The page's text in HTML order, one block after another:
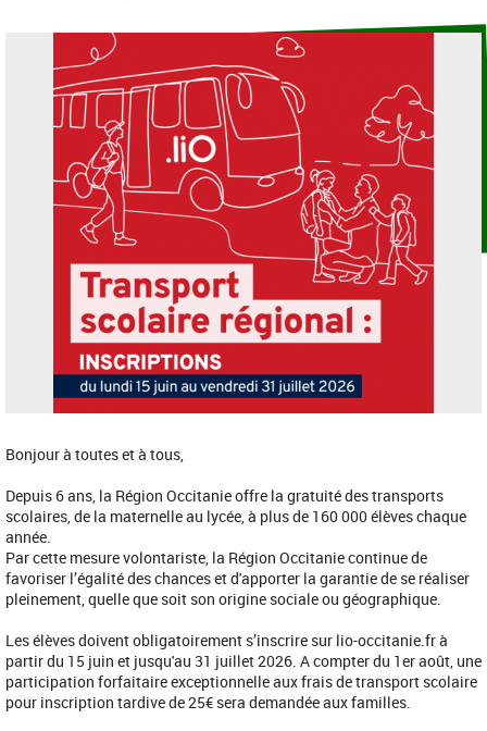
Bonjour à toutes et à tous,
Depuis 6 ans, la Région Occitanie offre la gratuité des transports
scolaires, de la maternelle au lycée, à plus de 160 000 élèves chaque
année.
Par cette mesure volontariste, la Région Occitanie continue de
favoriser l’égalité des chances et d'apporter la garantie de se réaliser
pleinement, quelle que soit son origine sociale ou géographique.
Les élèves doivent obligatoirement s’inscrire sur lio-occitanie.fr à
partir du 15 juin et jusqu'au 31 juillet 2026. A compter du 1er août, une
participation forfaitaire exceptionnelle aux frais de transport scolaire
pour inscription tardive de 25€ sera demandée aux familles.